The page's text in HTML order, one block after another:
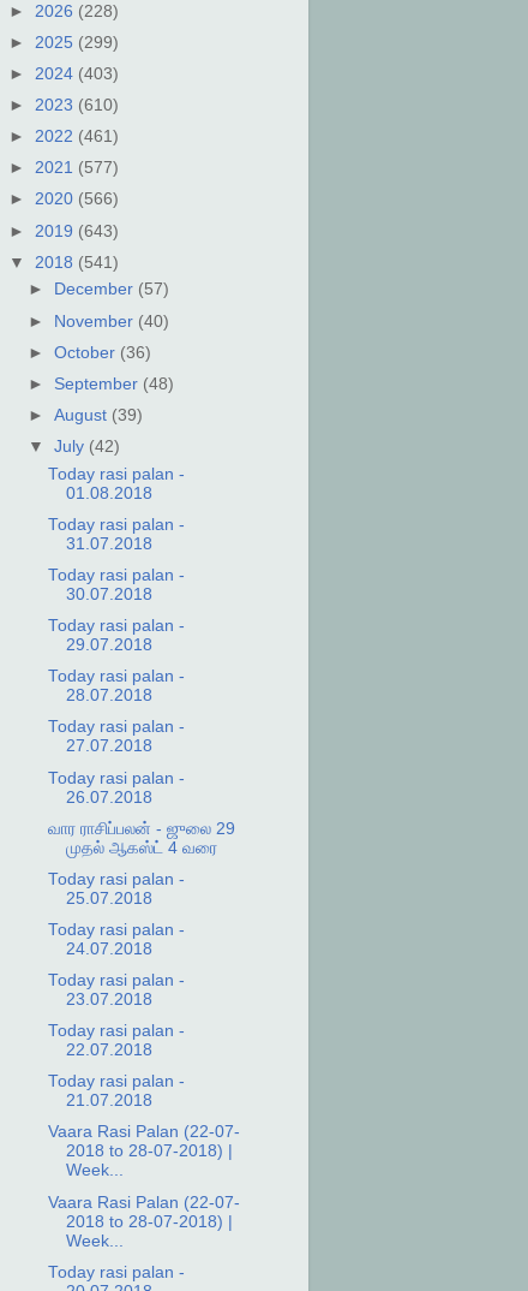
► 2026 (228)
► 2025 (299)
► 2024 (403)
► 2023 (610)
► 2022 (461)
► 2021 (577)
► 2020 (566)
► 2019 (643)
▼ 2018 (541)
►
December (57)
► November (40)
► October (36)
► September (48)
► August (39)
▼ July (42)
Today rasi palan -
01.08.2018
Today rasi palan -
31.07.2018
Today rasi palan -
30.07.2018
Today rasi palan -
29.07.2018
Today rasi palan -
28.07.2018
Today rasi palan -
27.07.2018
Today rasi palan -
26.07.2018
வார ராசிப்பலன் - ஜுலை 29
முதல் ஆகஸ்ட் 4 வரை
Today rasi palan -
25.07.2018
Today rasi palan -
24.07.2018
Today rasi palan -
23.07.2018
Today rasi palan -
22.07.2018
Today rasi palan -
21.07.2018
Vaara Rasi Palan (22-07-
2018 to 28-07-2018) |
Week...
Vaara Rasi Palan (22-07-
2018 to 28-07-2018) |
Week...
Today rasi palan -